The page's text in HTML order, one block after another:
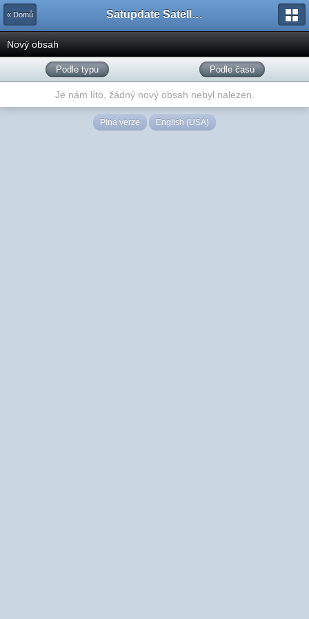
« Domů Satupdate Satellite Support Project
Nový obsah
Podle typu Podle času
Je nám líto, žádný nový obsah nebyl nalezen.
Plná verze English (USA)